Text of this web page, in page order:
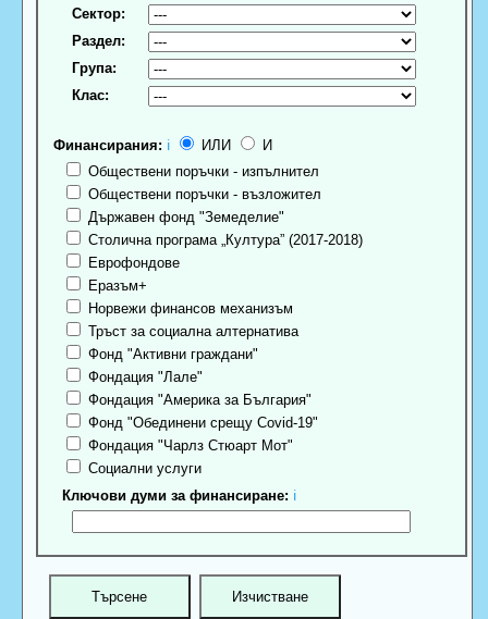
Сектор:
Раздел:
Група:
Клас:
Финансирания: ℹ ИЛИ
И
Обществени поръчки - изпълнител
Обществени поръчки - възложител
Държавен фонд "Земеделие"
Столична програма „Култура” (2017-2018)
Еврофондове
Еразъм+
Норвежи финансов механизъм
Тръст за социална алтернатива
Фонд "Активни граждани"
Фондация "Лале"
Фондация "Америка за България"
Фонд "Обединени срещу Covid-19"
Фондация "Чарлз Стюарт Мот"
Социални услуги
Ключови думи за финансиране: ℹ